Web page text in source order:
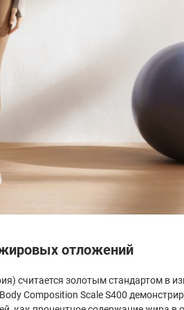
отложений
считается золотым стандартом в
Composition Scale S400